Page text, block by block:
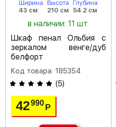
Ширина
43 см
Высота
210 см
Глубина
54.2 см
в наличии: 11 шт.
Шкаф пенал Ольбия с
зеркалом венге/дуб
белфорт
Код товара: 185354
(5)
42990Р